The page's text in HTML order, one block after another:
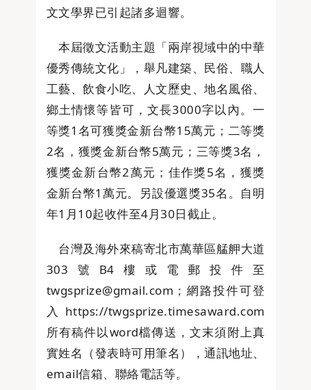
文文學界已引起諸多迴響。
本屆徵文活動主題「兩岸視域中的中華
優秀傳統文化」，舉凡建築、民俗、職人
工藝、飲食小吃、人文歷史、地名風俗、
鄉土情懷等皆可，文長3000字以內。一
等獎1名可獲獎金新台幣15萬元；二等獎
2名，獲獎金新台幣5萬元；三等獎3名，
獲獎金新台幣2萬元；佳作獎5名，獲獎
金新台幣1萬元。另設優選獎35名。自明
年1月10起收件至4月30日截止。
台灣及海外來稿寄北市萬華區艋舺大道
303號B4樓或電郵投件至
twgsprize@gmail.com；網路投件可登
入https://twgsprize.timesaward.com
所有稿件以word檔傳送，文末須附上真
實姓名（發表時可用筆名），通訊地址、
email信箱、聯絡電話等。